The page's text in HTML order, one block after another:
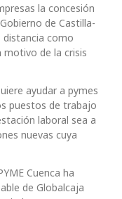
la concesión
de Castilla-
como
motivo de la crisis
ayudar a pymes
puestos de trabajo
laboral sea a
nuevas cuya
Cuenca ha
de Globalcaja